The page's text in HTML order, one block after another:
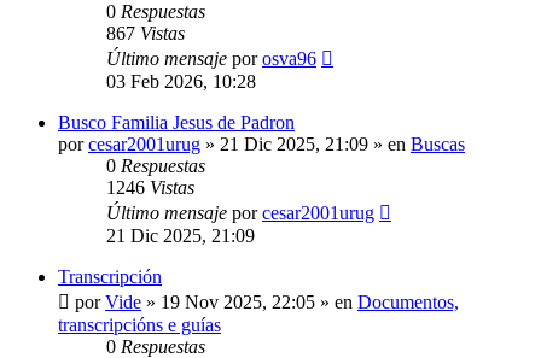
0 Respuestas
867 Vistas
Último mensaje porosva96
03 Feb 2026, 10:28
Busco Familia Jesus de Padron
porcesar2001urug » 21 Dic 2025, 21:09 » en Buscas
0 Respuestas
1246 Vistas
Último mensaje porcesar2001urug
21 Dic 2025, 21:09
Transcripción
porVide » 19 Nov 2025, 22:05 » en Documentos,
transcripcións e guías
0 Respuestas